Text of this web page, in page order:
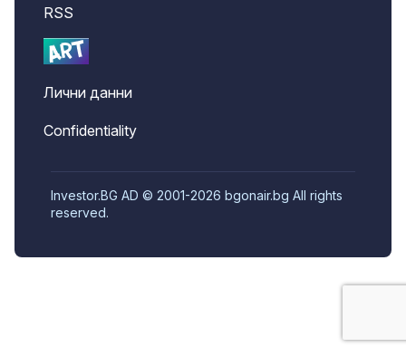
RSS
Лични данни
Confidentiality
Investor.BG AD © 2001-2026 bgonair.bg All rights
reserved.